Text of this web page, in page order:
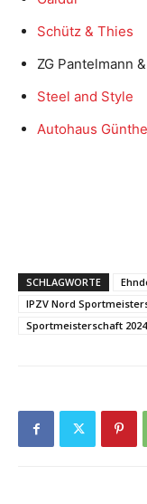
Schütz & Thies
ZG Pantelmann
Steel and Style
Autohaus
SCHLAGWORTE
IPZV Nord
Sportmeisterschaft 2024